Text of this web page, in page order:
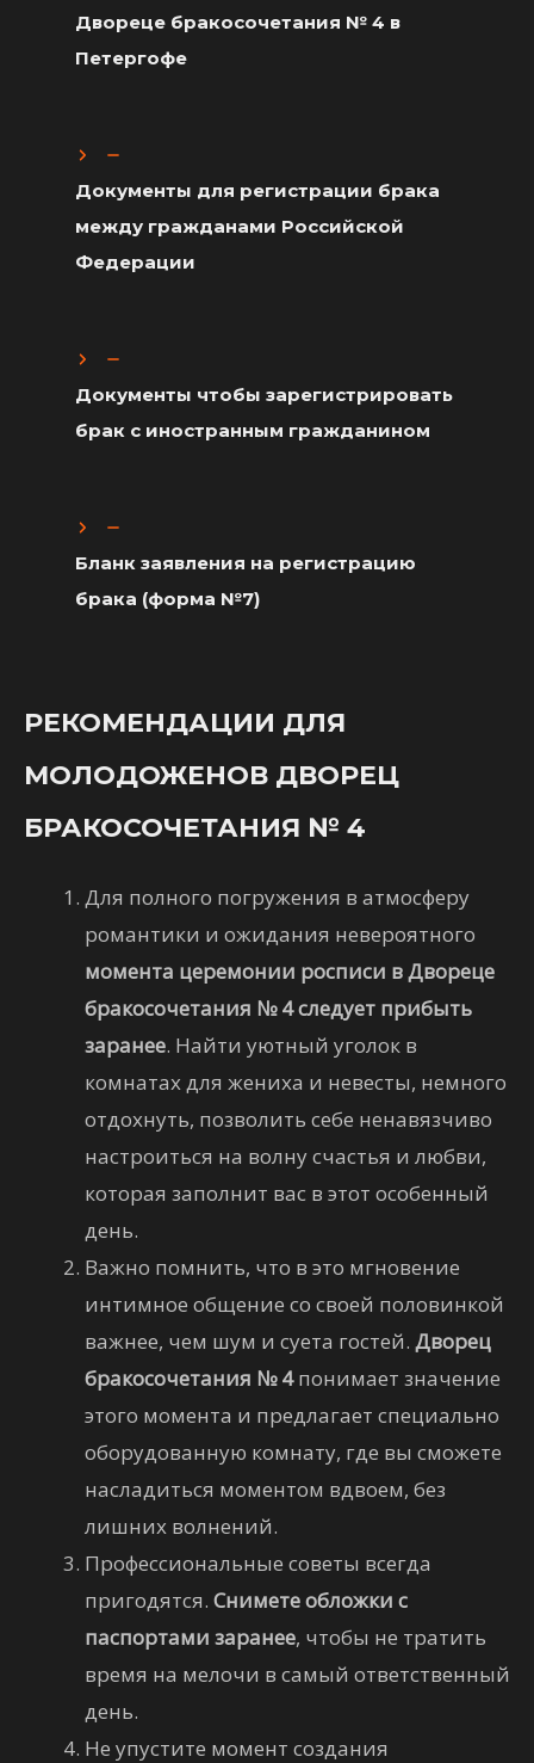
Двореце бракосочетания № 4 в
Петергофе
Документы для регистрации брака
между гражданами Российской
Федерации
Документы чтобы зарегистрировать
брак с иностранным гражданином
Бланк заявления на регистрацию
брака (форма №7)
РЕКОМЕНДАЦИИ ДЛЯ
МОЛОДОЖЕНОВ ДВОРЕЦ
БРАКОСОЧЕТАНИЯ № 4
Для полного погружения в атмосферу
романтики и ожидания невероятного
момента церемонии росписи в Двореце
бракосочетания № 4 следует прибыть
заранее. Найти уютный уголок в
комнатах для жениха и невесты, немного
отдохнуть, позволить себе ненавязчиво
настроиться на волну счастья и любви,
которая заполнит вас в этот особенный
день.
Важно помнить, что в это мгновение
интимное общение со своей половинкой
важнее, чем шум и суета гостей. Дворец
бракосочетания № 4понимает значение
этого момента и предлагает специально
оборудованную комнату, где вы сможете
насладиться моментом вдвоем, без
лишних волнений.
Профессиональные советы всегда
пригодятся. Снимете обложки с
паспортами заранее, чтобы не тратить
время на мелочи в самый ответственный
день.
Не упустите момент создания